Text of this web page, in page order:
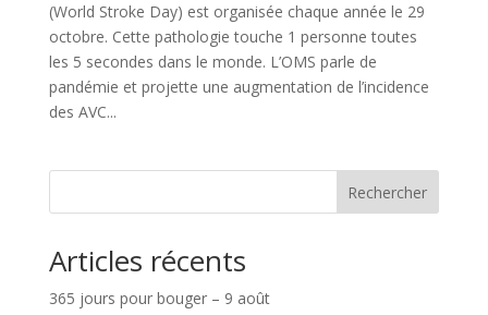
(World Stroke Day) est organisée chaque année le 29
octobre. Cette pathologie touche 1 personne toutes
les 5 secondes dans le monde. L’OMS parle de
pandémie et projette une augmentation de l’incidence
des AVC...
Rechercher
Articles récents
365 jours pour bouger – 9 août